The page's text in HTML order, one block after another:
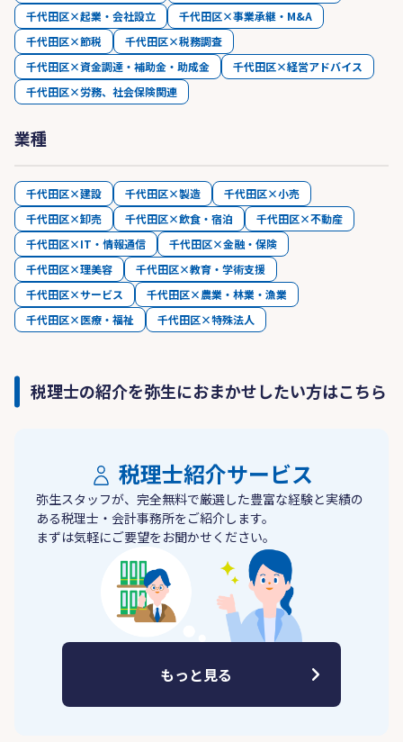
千代田区×起業・会社設立
千代田区×事業承継・M&A
千代田区×節税
千代田区×税務調査
千代田区×資金調達・補助金・助成金
千代田区×経営アドバイス
千代田区×労務、社会保険関連
業種
千代田区×建設 千代田区×製造
千代田区×小売
千代田区×卸売
千代田区×飲食・宿泊
千代田区×不動産
千代田区×IT・情報通信
千代田区×金融・保険
千代田区×理美容
千代田区×教育・学術支援
千代田区×サービス
千代田区×農業・林業・漁業
千代田区×医療・福祉
千代田区×特殊法人
税理士の紹介を弥生におまかせしたい方はこちら
税理士紹介サービス
弥生スタッフが、完全無料で厳選した豊富な経験と実績の
ある税理士・会計事務所をご紹介します。
まずは気軽にご要望をお聞かせください。
もっと見る